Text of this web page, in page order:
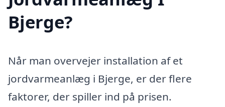
Bjerge?
Når man overvejer installation af et
jordvarmeanlæg i Bjerge, er der flere
faktorer, der spiller ind på prisen.